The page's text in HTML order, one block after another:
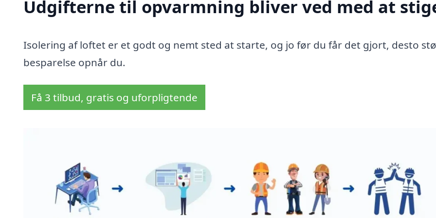
Udgifterne til opvarmning bliver ved med at
Isolering af loftet er et godt og nemt sted at starte, og jo før du får det gjort, desto
besparelse opnår du.
Få 3 tilbud, gratis og uforpligtende